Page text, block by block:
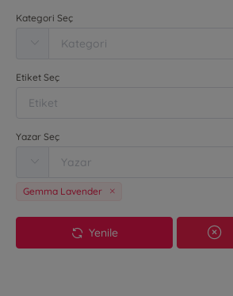
Kategori Seç
Etiket Seç
Yazar Seç
Gemma Lavender
Yenile